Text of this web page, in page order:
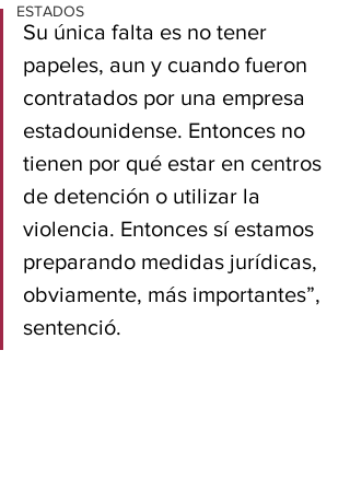
ESTADOS
Su única falta es no tener
papeles, aun y cuando fueron
contratados por una empresa
estadounidense. Entonces no
tienen por qué estar en centros
de detención o utilizar la
violencia. Entonces sí estamos
preparando medidas jurídicas,
obviamente, más importantes”,
sentenció.